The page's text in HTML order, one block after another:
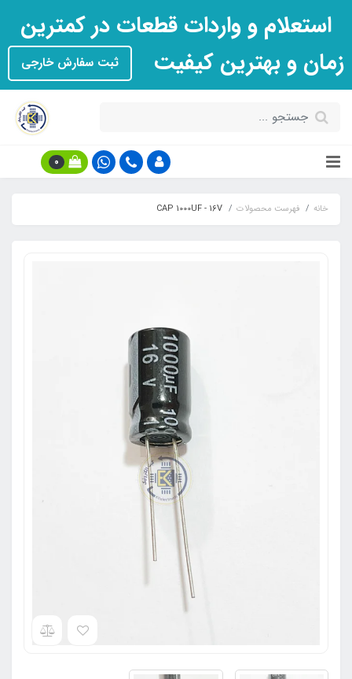
استعلام و واردات قطعات در کمترین
زمان و بهترین کیفیت
ثبت سفارش خارجی
0
خانه فهرست محصولات CAP 1000UF - 16V